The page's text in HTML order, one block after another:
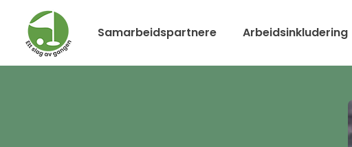
Samarbeidspartnere Arbeidsinkludering